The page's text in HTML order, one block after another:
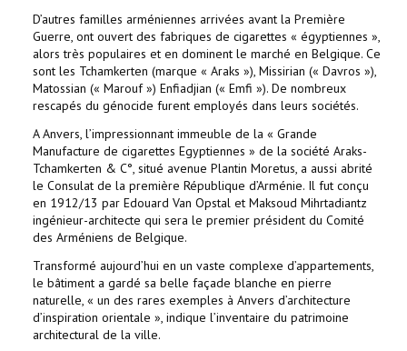
D’autres familles arméniennes arrivées avant la Première
Guerre, ont ouvert des fabriques de cigarettes « égyptiennes »,
alors très populaires et en dominent le marché en Belgique. Ce
sont les Tchamkerten (marque « Araks »), Missirian (« Davros »),
Matossian (« Marouf ») Enfiadjian (« Emfi »). De nombreux
rescapés du génocide furent employés dans leurs sociétés.
A Anvers, l’impressionnant immeuble de la « Grande
Manufacture de cigarettes Egyptiennes » de la société Araks-
Tchamkerten & C°, situé avenue Plantin Moretus, a aussi abrité
le Consulat de la première République d’Arménie. Il fut conçu
en 1912/13 par Edouard Van Opstal et Maksoud Mihrtadiantz
ingénieur-architecte qui sera le premier président du Comité
des Arméniens de Belgique.
Transformé aujourd’hui en un vaste complexe d’appartements,
le bâtiment a gardé sa belle façade blanche en pierre
naturelle, « un des rares exemples à Anvers d’architecture
d’inspiration orientale », indique l’inventaire du patrimoine
architectural de la ville.